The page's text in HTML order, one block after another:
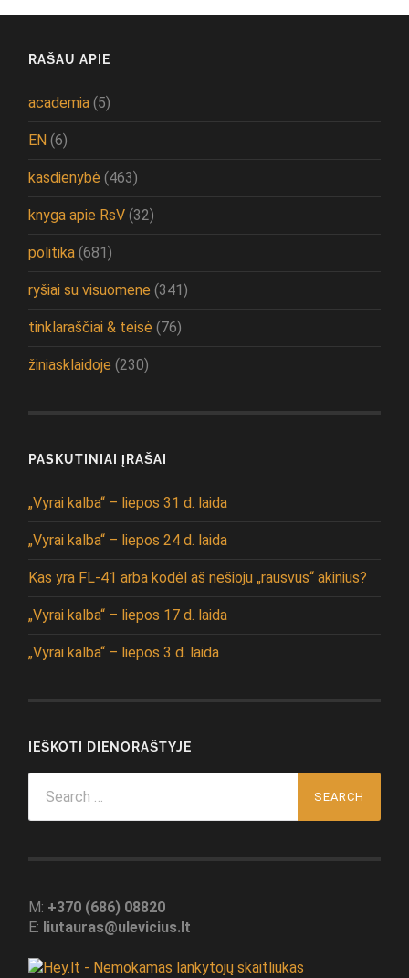
RAŠAU APIE
academia (5)
EN (6)
kasdienybė (463)
knyga apie RsV (32)
politika (681)
ryšiai su visuomene (341)
tinklaraščiai & teisė (76)
žiniasklaidoje (230)
PASKUTINIAI ĮRAŠAI
„Vyrai kalba“ – liepos 31 d. laida
„Vyrai kalba“ – liepos 24 d. laida
Kas yra FL-41 arba kodėl aš nešioju „rausvus“ akinius?
„Vyrai kalba“ – liepos 17 d. laida
„Vyrai kalba“ – liepos 3 d. laida
IEŠKOTI DIENORAŠTYJE
for:
M: +370 (686) 08820
E: liutauras@ulevicius.lt